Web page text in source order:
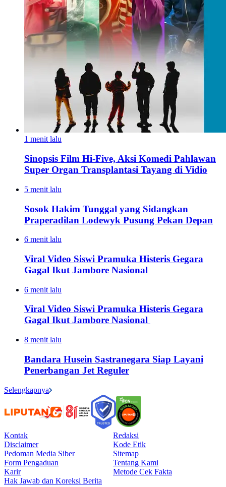
1 menit lalu
Sinopsis Film Hi-Five, Aksi Komedi Pahlawan
Super Organ Transplantasi Tayang di Vidio
5 menit lalu
Sosok Hakim Tunggal yang Sidangkan
Praperadilan Lodewyk Pusung Pekan Depan
6 menit lalu
Viral Video Siswi Pramuka Histeris Gegara
Gagal Ikut Jambore Nasional
6 menit lalu
Viral Video Siswi Pramuka Histeris Gegara
Gagal Ikut Jambore Nasional
8 menit lalu
Bandara Husein Sastranegara Siap Layani
Penerbangan Jet Reguler
Selengkapnya
Kontak
Redaksi
Disclaimer
Kode Etik
Pedoman Media Siber
Sitemap
Form Pengaduan
Tentang Kami
Karir
Metode Cek Fakta
Hak Jawab dan Koreksi Berita